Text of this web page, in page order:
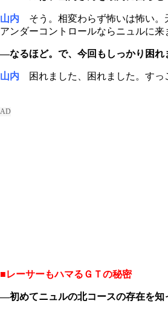
山内 そう。相変わらず怖いは怖い。
アンダーコントロールならニュルに来
―なるほど。で、今回もしっかり困れ
山内 困れました、困れました。すっ
■レーサーもハマるＧＴの秘密
―初めてニュルの北コースの存在を知